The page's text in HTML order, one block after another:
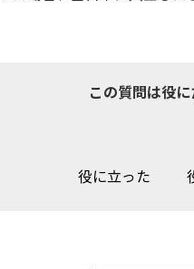
この質問は役
役に立った